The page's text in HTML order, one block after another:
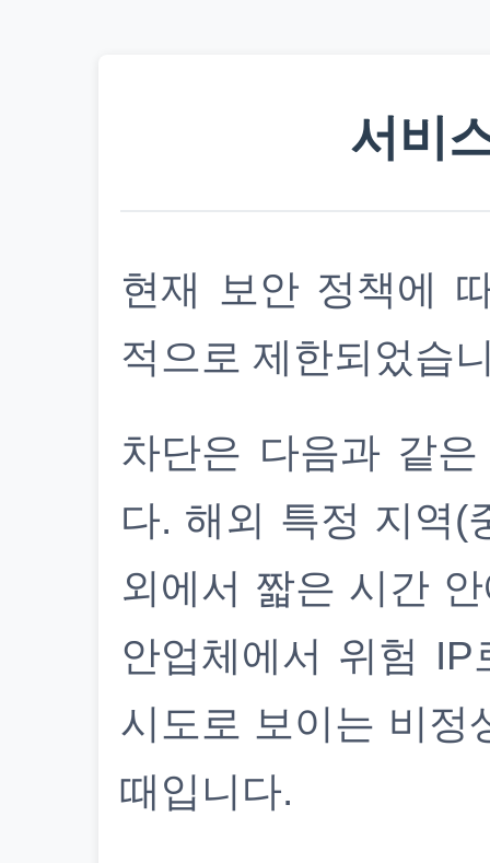
서비
현재 보안 정책에
적으로 제한되었습
차단은 다음과 같
다. 해외 특정 지역(
외에서 짧은 시간
안업체에서 위험
시도로 보이는 비정
때입니다.